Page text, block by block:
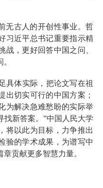
无古人的开创性事业。哲
习近平总书记重要指示精
战，更好回答中国之问、
具体实际，把论文写在祖
出切实可行的中国方案；
为解决急难愁盼的实际举
新答案。”中国人民大学
将以此为目标，力争推出
验的学术成果，为谱写中
贡献更多智慧力量。